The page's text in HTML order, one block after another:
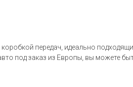
передач, идеально
под заказ из Европы, вы можете